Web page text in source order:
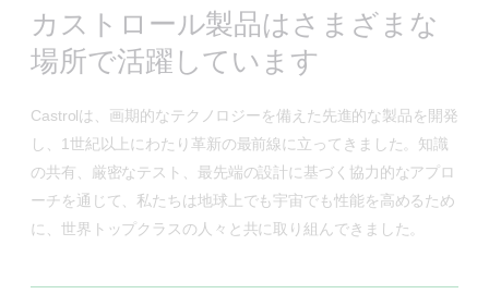
カストロール製品はさまざまな
場所で活躍しています
Castrolは、画期的なテクノロジーを備えた先進的な製品を開発
し、1世紀以上にわたり革新の最前線に立ってきました。知識
の共有、厳密なテスト、最先端の設計に基づく協力的なアプロ
ーチを通じて、私たちは地球上でも宇宙でも性能を高めるため
に、世界トップクラスの人々と共に取り組んできました。